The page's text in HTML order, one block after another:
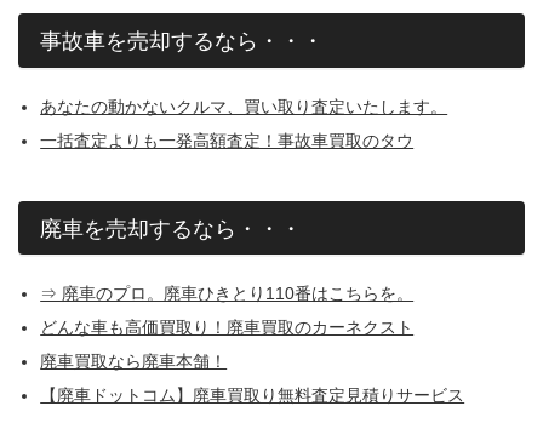
事故車を売却するなら・・・
あなたの動かないクルマ、買い取り査定いたします。
一括査定よりも一発高額査定！事故車買取のタウ
廃車を売却するなら・・・
⇒ 廃車のプロ。廃車ひきとり110番はこちらを。
どんな車も高価買取り！廃車買取のカーネクスト
廃車買取なら廃車本舗！
【廃車ドットコム】廃車買取り無料査定見積りサービス